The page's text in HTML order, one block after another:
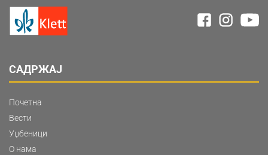
САДРЖАЈ
Почетна
Вести
Уџбеници
О нама